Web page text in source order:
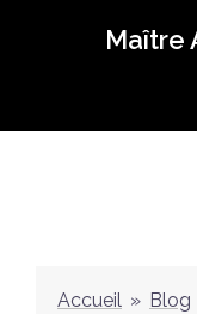
Maître
Accueil » Blog